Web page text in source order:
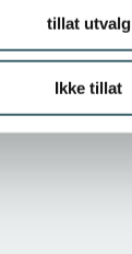
tillat utvalg
Ikke tillat